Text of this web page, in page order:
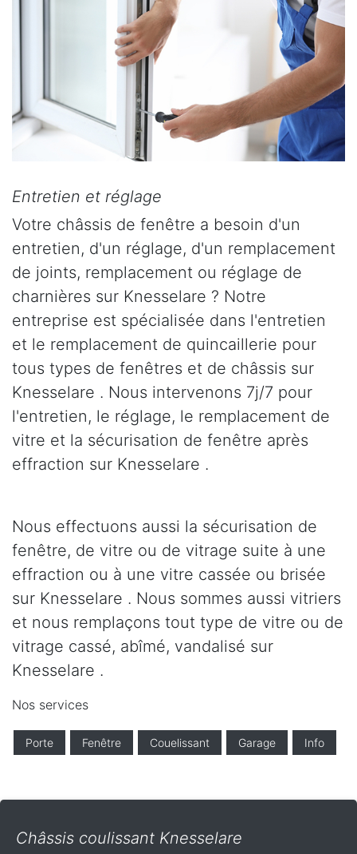
Entretien et réglage
Votre châssis de fenêtre a besoin d'un
entretien, d'un réglage, d'un remplacement
de joints, remplacement ou réglage de
charnières sur Knesselare ? Notre
entreprise est spécialisée dans l'entretien
et le remplacement de quincaillerie pour
tous types de fenêtres et de châssis sur
Knesselare . Nous intervenons 7j/7 pour
l'entretien, le réglage, le remplacement de
vitre et la sécurisation de fenêtre après
effraction sur Knesselare .
Nous effectuons aussi la sécurisation de
fenêtre, de vitre ou de vitrage suite à une
effraction ou à une vitre cassée ou brisée
sur Knesselare . Nous sommes aussi vitriers
et nous remplaçons tout type de vitre ou de
vitrage cassé, abîmé, vandalisé sur
Knesselare .
Nos services
Porte Fenêtre Couelissant Garage Info
Châssis coulissant Knesselare